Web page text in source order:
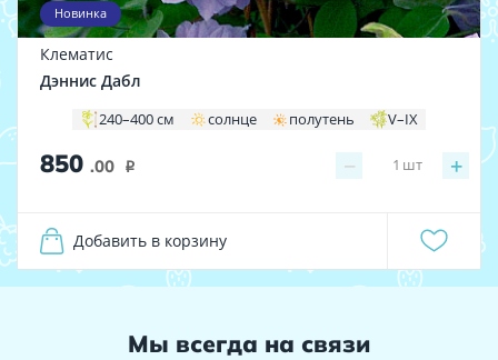
Новинка
Клематис
Дэннис Дабл
240–400 см солнце полутень V–IX
850 .00 i − +
1 шт
Добавить в корзину
Мы всегда на связи